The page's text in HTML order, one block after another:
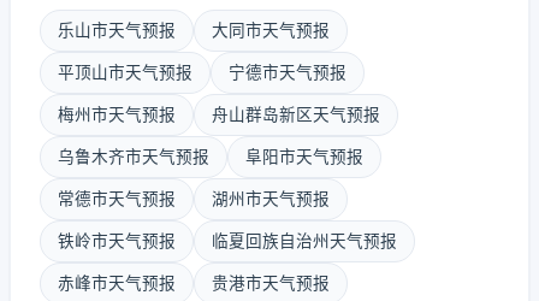
乐山市天气预报 大同市天气预报
平顶山市天气预报 宁德市天气预报
梅州市天气预报 舟山群岛新区天气预报
乌鲁木齐市天气预报 阜阳市天气预报
常德市天气预报 湖州市天气预报
铁岭市天气预报 临夏回族自治州天气预报
赤峰市天气预报 贵港市天气预报